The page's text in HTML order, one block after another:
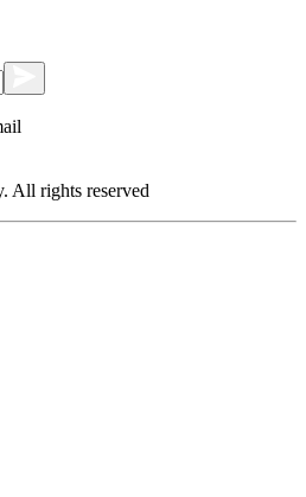
All rights reserved